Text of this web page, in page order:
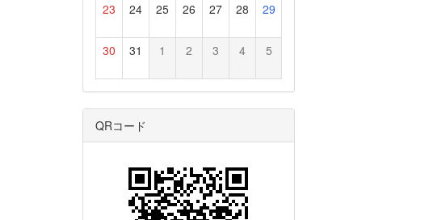
23 24 25 26 27 28 29
30 31 1 2 3 4 5
QRコード